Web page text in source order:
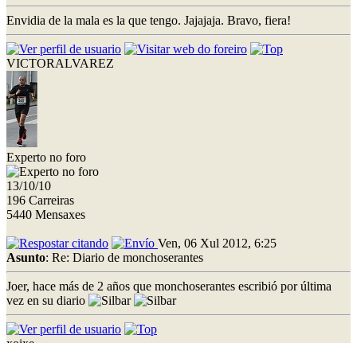
Envidia de la mala es la que tengo. Jajajaja. Bravo, fiera!
VICTORALVAREZ
Experto no foro
13/10/10
196 Carreiras
5440 Mensaxes
Ven, 06 Xul 2012, 6:25
Asunto: Re: Diario de monchoserantes
Joer, hace más de 2 años que monchoserantes escribió por última
vez en su diario